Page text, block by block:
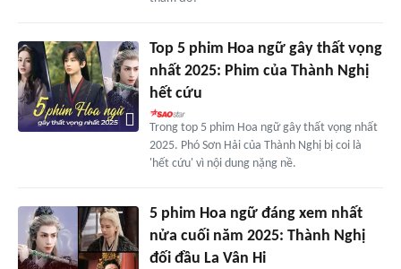
Top 5 phim Hoa ngữ gây thất vọng
nhất 2025: Phim của Thành Nghị
hết cứu
Trong top 5 phim Hoa ngữ gây thất vọng nhất
2025. Phó Sơn Hải của Thành Nghị bị coi là
'hết cứu' vì nội dung nặng nề.
5 phim Hoa ngữ đáng xem nhất
nửa cuối năm 2025: Thành Nghị
đối đầu La Vân Hi